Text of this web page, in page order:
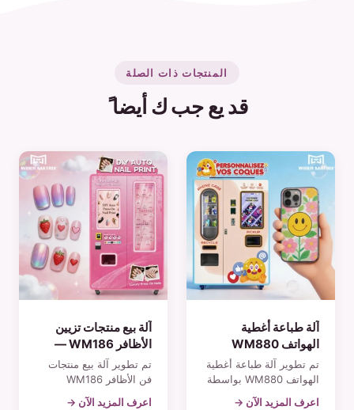
المنتجات ذات الصلة
قد يع جب ك أيضا ً
آلة طباعة أغطية
الهواتف WM880
(2026) — أغطية
هواتف مخصصة تُصنع
تم تطوير آلة طباعة أغطية
الهواتف WM880 بواسطة
اعرف المزيد الآن →
آلة بيع منتجات تزيين
الأظافر WM186 —
أظافر لاصقة يمكن
تم تطوير آلة بيع منتجات
فن الأظافر WM186
بواسطة شركة Wider
اعرف المزيد الآن →